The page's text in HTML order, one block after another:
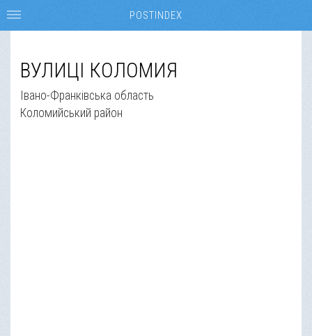
ВУЛИЦІ КОЛОМИЯ
Івано-Франківська область
Коломийський район
POSTINDEX